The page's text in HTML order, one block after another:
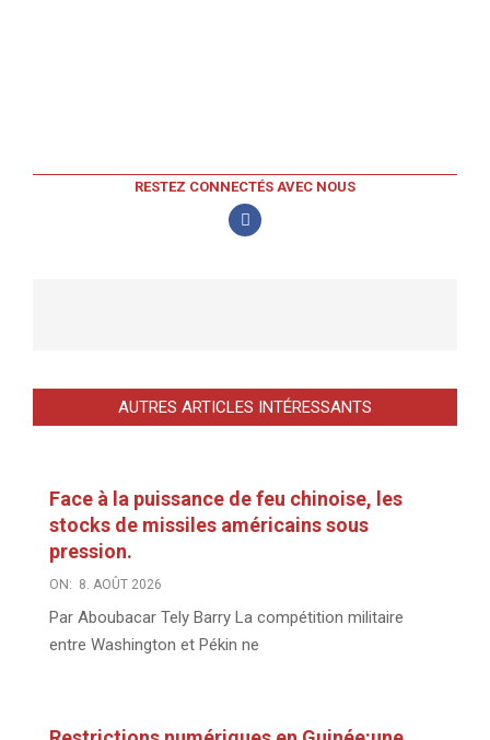
RESTEZ CONNECTÉS AVEC NOUS
AUTRES ARTICLES INTÉRESSANTS
Face à la puissance de feu chinoise, les
stocks de missiles américains sous
pression.
ON: 8. AOÛT 2026
Par Aboubacar Tely Barry La compétition militaire
entre Washington et Pékin ne